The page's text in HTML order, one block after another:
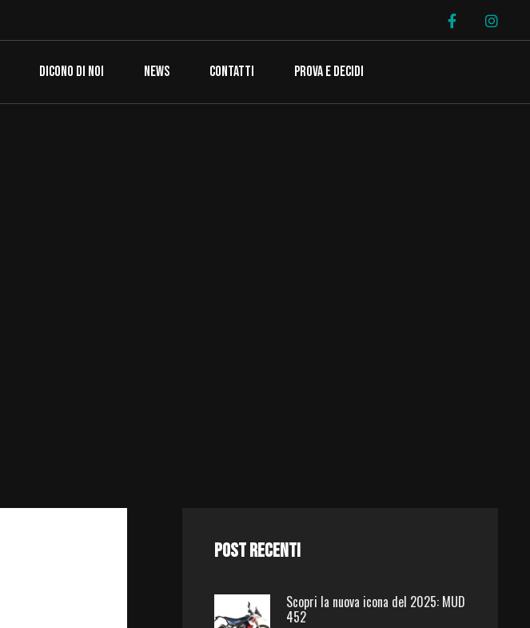
DICONO DI NOI NEWS CONTATTI PROVA E DECIDI
POST RECENTI
Scopri la nuova icona del 2025: MUD
452